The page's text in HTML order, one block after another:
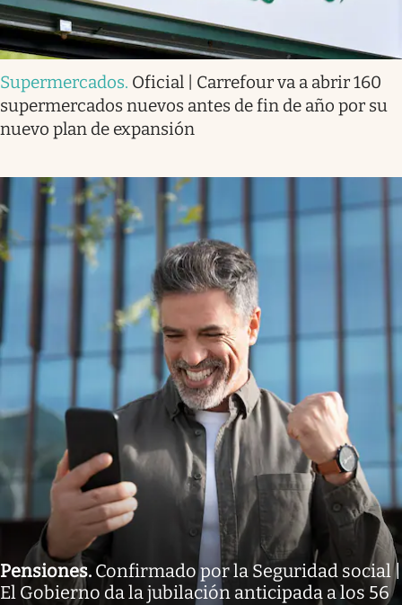
Supermercados. Oficial | Carrefour va a abrir 160
supermercados nuevos antes de fin de año por su
nuevo plan de expansión
Pensiones. Confirmado por la Seguridad social |
El Gobierno da la jubilación anticipada a los 56